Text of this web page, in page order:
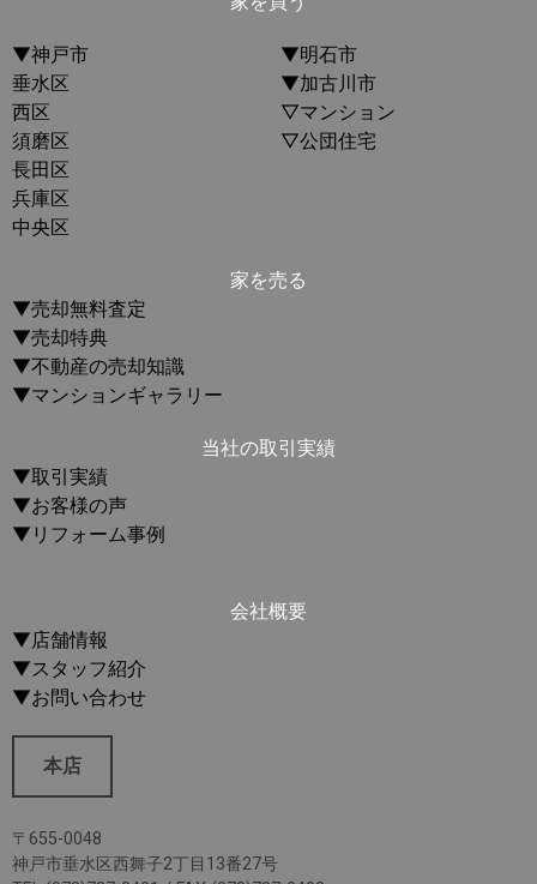
▼神戸市
垂水区
西区
須磨区
長田区
兵庫区
中央区
▼明石市
▼加古川市
▽マンション
▽公団住宅
家を売る
▼売却無料査定
▼売却特典
▼不動産の売却知識
▼マンションギャラリー
当社の取引実績
▼取引実績
▼お客様の声
▼リフォーム事例
会社概要
▼店舗情報
▼スタッフ紹介
▼お問い合わせ
本店
〒655-0048
神戸市垂水区西舞子2丁目13番27号